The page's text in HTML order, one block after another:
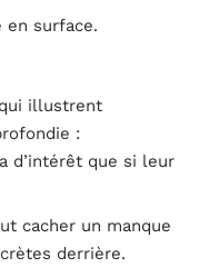
en surface.
illustrent
:
d’intérêt que si leur
cacher un manque
derrière.